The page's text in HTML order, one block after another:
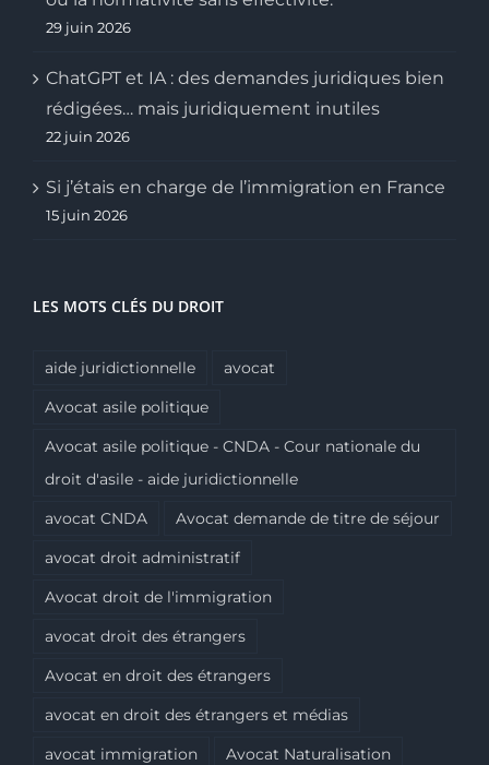
29 juin 2026
ChatGPT et IA : des demandes juridiques bien
rédigées… mais juridiquement inutiles
22 juin 2026
Si j’étais en charge de l’immigration en France
15 juin 2026
LES MOTS CLÉS DU DROIT
aide juridictionnelle
avocat
Avocat asile politique
Avocat asile politique - CNDA - Cour nationale du
droit d'asile - aide juridictionnelle
avocat CNDA
Avocat demande de titre de séjour
avocat droit administratif
Avocat droit de l'immigration
avocat droit des étrangers
Avocat en droit des étrangers
avocat en droit des étrangers et médias
avocat immigration
Avocat Naturalisation